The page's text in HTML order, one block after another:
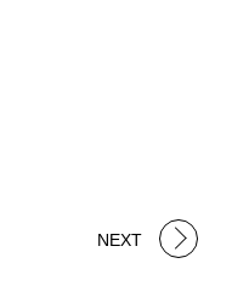
NEXT